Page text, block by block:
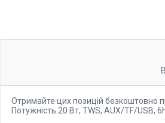
Отримайте цих позицій безкоштовно
Потужність 20 Вт, TWS, AUX/TF/USB,